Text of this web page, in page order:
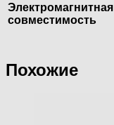
Электромагнитная
совместимость
Похожие